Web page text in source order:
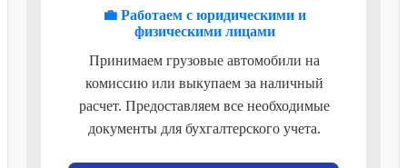
💼 Работаем с юридическими и
физическими лицами
Принимаем грузовые автомобили на
комиссию или выкупаем за наличный
расчет. Предоставляем все необходимые
документы для бухгалтерского учета.